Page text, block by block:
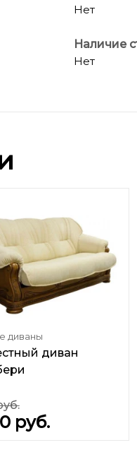
Нет
Наличие
Нет
диваны
диван
руб.